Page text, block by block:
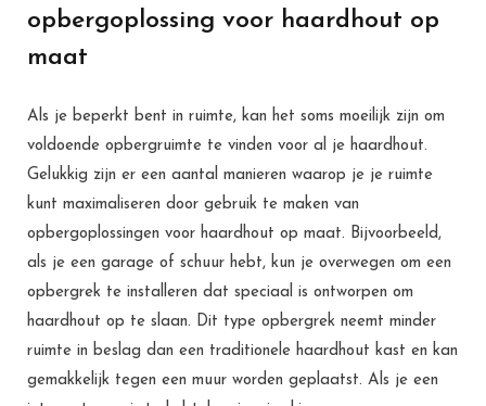
opbergoplossing voor haardhout op
maat
Als je beperkt bent in ruimte, kan het soms moeilijk zijn om
voldoende opbergruimte te vinden voor al je haardhout.
Gelukkig zijn er een aantal manieren waarop je je ruimte
kunt maximaliseren door gebruik te maken van
opbergoplossingen voor haardhout op maat. Bijvoorbeeld,
als je een garage of schuur hebt, kun je overwegen om een
opbergrek te installeren dat speciaal is ontworpen om
haardhout op te slaan. Dit type opbergrek neemt minder
ruimte in beslag dan een traditionele haardhout kast en kan
gemakkelijk tegen een muur worden geplaatst. Als je een